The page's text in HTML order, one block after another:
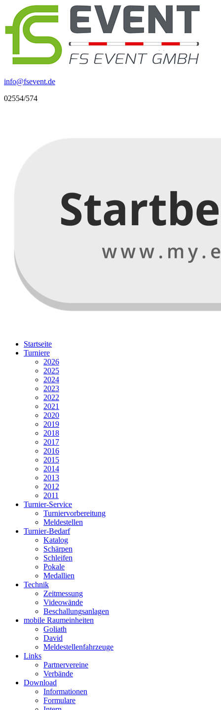
info@fsevent.de
02554/574
Startseite
Turniere
2026
2025
2024
2023
2022
2021
2020
2019
2018
2017
2016
2015
2014
2013
2012
2011
Turnier-Service
Turniervorbereitung
Meldestellen
Turnier-Bedarf
Katalog
Schärpen
Schleifen
Pokale
Medallien
Technik
Zeitmessung
Videowände
Beschallungsanlagen
mobile Raumeinheiten
Goliath
David
Meldestellenfahrzeuge
Links
Partnervereine
Verbände
Download
Informationen
Formulare